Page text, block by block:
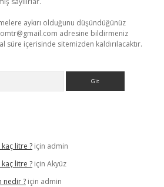
aykırı olduğunu düşündüğünüz
adresine bildirmeniz
süre içerisinde sitemizden kaldırılacaktır.
litre ? için admin
litre ? için Akyüz
nedir ? için admin